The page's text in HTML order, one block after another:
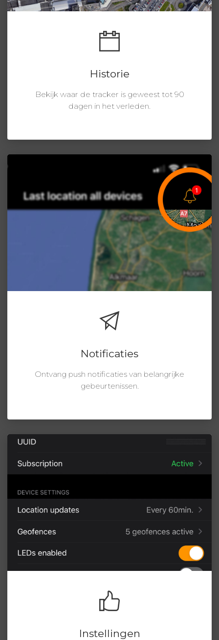
Historie
Bekijk waar de tracker is geweest tot 90
dagen in het verleden.
Notificaties
Ontvang push notificaties van belangrijke
gebeurtenissen.
Instellingen